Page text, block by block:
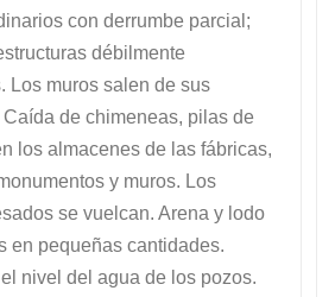
con derrumbe parcial;
débilmente
Los muros salen de sus
de chimeneas, pilas de
los almacenes de las fábricas,
y muros. Los
se vuelcan. Arena y lodo
en pequeñas cantidades.
nivel del agua de los pozos.